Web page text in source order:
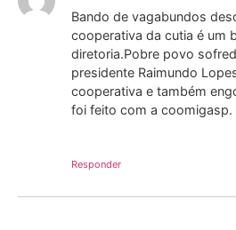
Bando de vagabundos
cooperativa da cutia é um
diretoria.Pobre povo
presidente Raimundo
cooperativa e também
foi feito com a coomigasp.
Responder